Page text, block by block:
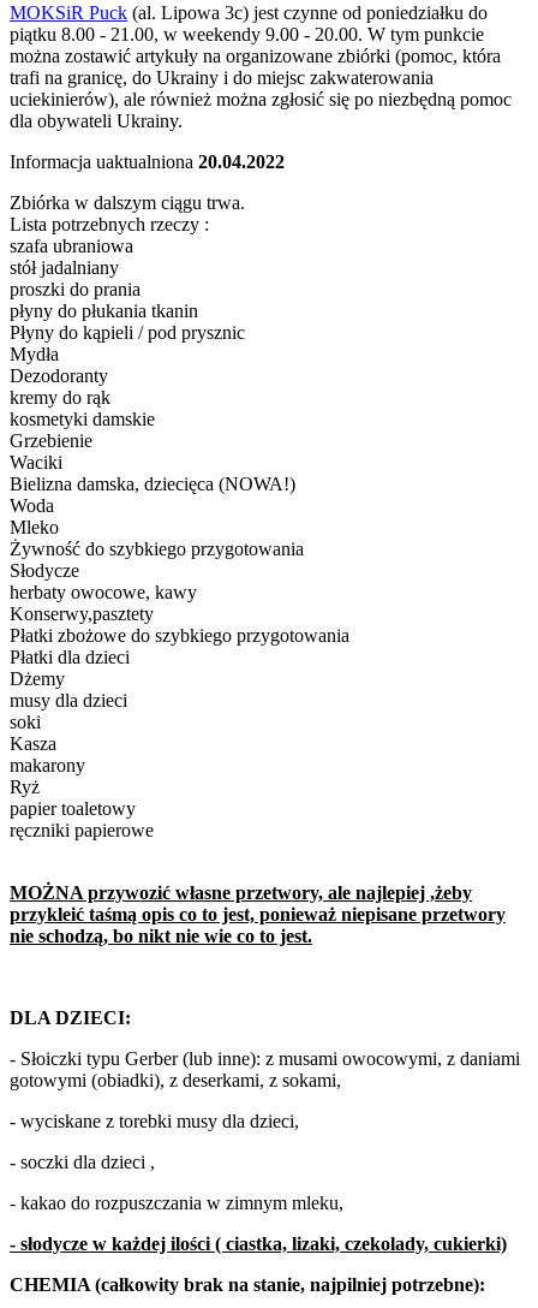
MOKSiR Puck (al. Lipowa 3c) jest czynne od poniedziałku do
piątku 8.00 - 21.00, w weekendy 9.00 - 20.00. W tym punkcie
można zostawić artykuły na organizowane zbiórki (pomoc, która
trafi na granicę, do Ukrainy i do miejsc zakwaterowania
uciekinierów), ale również można zgłosić się po niezbędną pomoc
dla obywateli Ukrainy.
Informacja uaktualniona 20.04.2022
Zbiórka w dalszym ciągu trwa.
Lista potrzebnych rzeczy :
szafa ubraniowa
stół jadalniany
proszki do prania
płyny do płukania tkanin
Płyny do kąpieli / pod prysznic
Mydła
Dezodoranty
kremy do rąk
kosmetyki damskie
Grzebienie
Waciki
Bielizna damska, dziecięca (NOWA!)
Woda
Mleko
Żywność do szybkiego przygotowania
Słodycze
herbaty owocowe, kawy
Konserwy,pasztety
Płatki zbożowe do szybkiego przygotowania
Płatki dla dzieci
Dżemy
musy dla dzieci
soki
Kasza
makarony
Ryż
papier toaletowy
ręczniki papierowe
MOŻNA przywozić własne przetwory, ale najlepiej ,żeby
przykleić taśmą opis co to jest, ponieważ niepisane przetwory
nie schodzą, bo nikt nie wie co to jest.
DLA DZIECI:
- Słoiczki typu Gerber (lub inne): z musami owocowymi, z daniami
gotowymi (obiadki), z deserkami, z sokami,
- wyciskane z torebki musy dla dzieci,
- soczki dla dzieci ,
- kakao do rozpuszczania w zimnym mleku,
- słodycze w każdej ilości ( ciastka, lizaki, czekolady, cukierki)
CHEMIA (całkowity brak na stanie, najpilniej potrzebne):